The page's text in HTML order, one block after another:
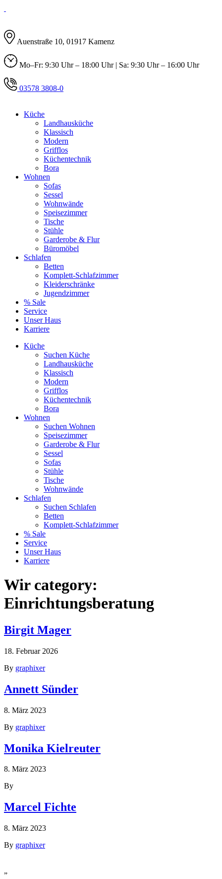
Auenstraße 10, 01917 Kamenz
Mo–Fr: 9:30 Uhr – 18:00 Uhr | Sa: 9:30 Uhr – 16:00 Uhr
03578 3808-0
Küche
Landhausküche
Klassisch
Modern
Grifflos
Küchentechnik
Bora
Wohnen
Sofas
Sessel
Wohnwände
Speisezimmer
Tische
Stühle
Garderobe & Flur
Büromöbel
Schlafen
Betten
Komplett-Schlafzimmer
Kleiderschränke
Jugendzimmer
% Sale
Service
Unser Haus
Karriere
Küche
Suchen Küche
Landhausküche
Klassisch
Modern
Grifflos
Küchentechnik
Bora
Wohnen
Suchen Wohnen
Speisezimmer
Garderobe & Flur
Sessel
Sofas
Stühle
Tische
Wohnwände
Schlafen
Suchen Schlafen
Betten
Komplett-Schlafzimmer
% Sale
Service
Unser Haus
Karriere
Wir category:
Einrichtungsberatung
Birgit Mager
18. Februar 2026
By graphixer
Annett Sünder
8. März 2023
By graphixer
Monika Kielreuter
8. März 2023
By
Marcel Fichte
8. März 2023
By graphixer
„